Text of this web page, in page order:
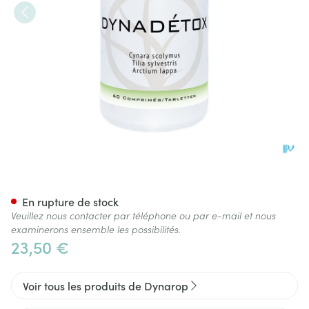
23,50 €
En rupture de stock
Veuillez nous contacter par téléphone ou par e-mail et nous
examinerons ensemble les possibilités.
Voir tous les produits de Dynarop